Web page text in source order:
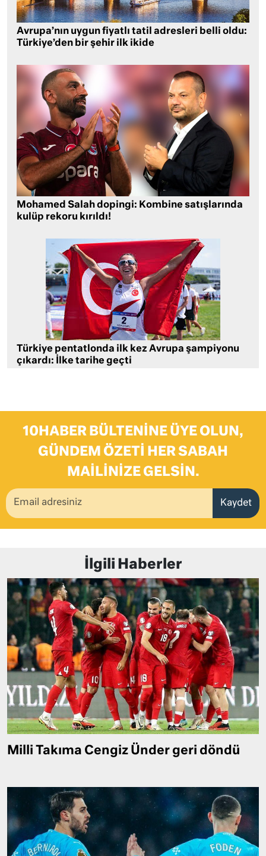
Avrupa’nın uygun fiyatlı tatil adresleri belli oldu:
Türkiye’den bir şehir ilk ikide
Mohamed Salah dopingi: Kombine satışlarında
kulüp rekoru kırıldı!
Türkiye pentatlonda ilk kez Avrupa şampiyonu
çıkardı: İlke tarihe geçti
10HABER BÜLTENINE ÜYE OLUN,
GÜNDEM ÖZETI HER SABAH
MAILINIZE GELSIN.
Kaydet
İlgili Haberler
Milli Takıma Cengiz Ünder geri döndü